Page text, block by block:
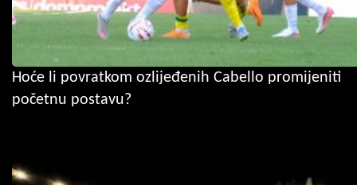
Hoće li povratkom ozlijeđenih Cabello promijeniti
početnu postavu?